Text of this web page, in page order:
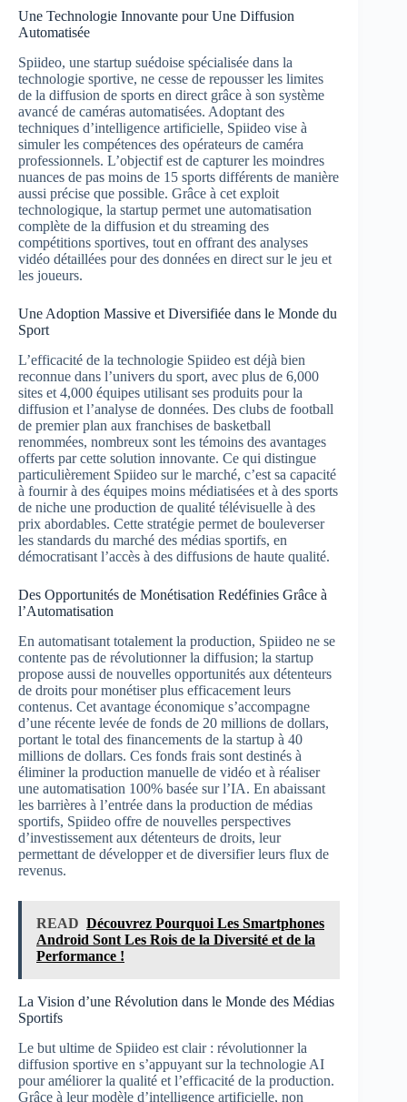
Une Technologie Innovante pour Une Diffusion
Automatisée
Spiideo, une startup suédoise spécialisée dans la
technologie sportive, ne cesse de repousser les limites
de la diffusion de sports en direct grâce à son système
avancé de caméras automatisées. Adoptant des
techniques d’intelligence artificielle, Spiideo vise à
simuler les compétences des opérateurs de caméra
professionnels. L’objectif est de capturer les moindres
nuances de pas moins de 15 sports différents de manière
aussi précise que possible. Grâce à cet exploit
technologique, la startup permet une automatisation
complète de la diffusion et du streaming des
compétitions sportives, tout en offrant des analyses
vidéo détaillées pour des données en direct sur le jeu et
les joueurs.
Une Adoption Massive et Diversifiée dans le Monde du
Sport
L’efficacité de la technologie Spiideo est déjà bien
reconnue dans l’univers du sport, avec plus de 6,000
sites et 4,000 équipes utilisant ses produits pour la
diffusion et l’analyse de données. Des clubs de football
de premier plan aux franchises de basketball
renommées, nombreux sont les témoins des avantages
offerts par cette solution innovante. Ce qui distingue
particulièrement Spiideo sur le marché, c’est sa capacité
à fournir à des équipes moins médiatisées et à des sports
de niche une production de qualité télévisuelle à des
prix abordables. Cette stratégie permet de bouleverser
les standards du marché des médias sportifs, en
démocratisant l’accès à des diffusions de haute qualité.
Des Opportunités de Monétisation Redéfinies Grâce à
l’Automatisation
En automatisant totalement la production, Spiideo ne se
contente pas de révolutionner la diffusion; la startup
propose aussi de nouvelles opportunités aux détenteurs
de droits pour monétiser plus efficacement leurs
contenus. Cet avantage économique s’accompagne
d’une récente levée de fonds de 20 millions de dollars,
portant le total des financements de la startup à 40
millions de dollars. Ces fonds frais sont destinés à
éliminer la production manuelle de vidéo et à réaliser
une automatisation 100% basée sur l’IA. En abaissant
les barrières à l’entrée dans la production de médias
sportifs, Spiideo offre de nouvelles perspectives
d’investissement aux détenteurs de droits, leur
permettant de développer et de diversifier leurs flux de
revenus.
READ Découvrez Pourquoi Les Smartphones
Android Sont Les Rois de la Diversité et de la
Performance !
La Vision d’une Révolution dans le Monde des Médias
Sportifs
Le but ultime de Spiideo est clair : révolutionner la
diffusion sportive en s’appuyant sur la technologie AI
pour améliorer la qualité et l’efficacité de la production.
Grâce à leur modèle d’intelligence artificielle, non